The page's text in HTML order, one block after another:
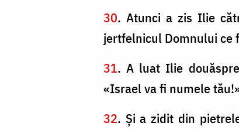
30. Atunci a zis Ilie
jertfelnicul Domnului ce
31. A luat Ilie
«Israel va fi numele
32. Şi a zidit din